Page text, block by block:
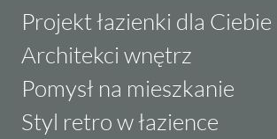
Projekt łazienki dla Ciebie
Architekci wnętrz
Pomysł na mieszkanie
Styl retro w łazience